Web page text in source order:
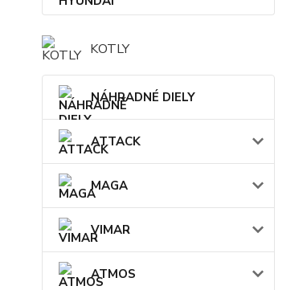
KOTLY
NÁHRADNÉ DIELY
ATTACK
MAGA
VIMAR
ATMOS